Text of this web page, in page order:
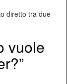
diretto tra due
vuole